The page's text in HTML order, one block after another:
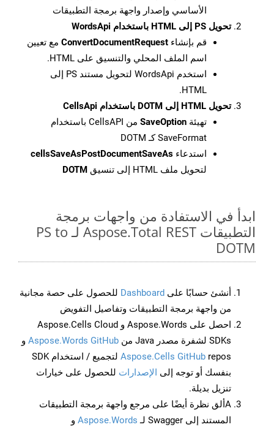
الأساسي وإصدار واجهة برمجة التطبيقات
تحويل PS إلى HTML باستخدام WordsApi
قم بإنشاء ConvertDocumentRequest مع تعيين
اسم الملف المحلي والتنسيق على HTML.
استخدم WordsApi لتحويل مستند PS إلى
HTML.
تحويل HTML إلى DOTM باستخدام CellsApi
تهيئة SaveOption
من CellsAPI باستخدام
SaveFormat كـ DOTM
استدعاء cellsSaveAsPostDocumentSaveAs
لتحويل ملف HTML إلى تنسيق
DOTM
ابدأ في الاستفادة من واجهات برمجة
التطبيقات Aspose.Total REST لـ PS to
DOTM
أنشئ حسابًا على Dashboard للحصول على حصة مجانية
من واجهة برمجة التطبيقات وتفاصيل التفويض
احصل على Aspose.Words و Aspose.Cells Cloud
SDKs لشفرة مصدر Java من
Aspose.Words GitHub و
Aspose.Cells GitHub
repos لتجميع / استخدام SDK
بنفسك أو توجه إلى الإصدارات للحصول على خيارات
تنزيل بديلة.
Aألق نظرة أيضًا على مرجع واجهة برمجة التطبيقات
المستند إلى Swagger لـ
Aspose.Words و